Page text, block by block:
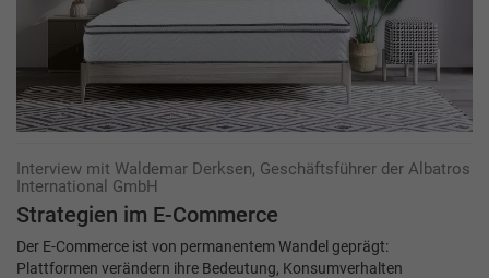
Interview mit Waldemar Derksen, Geschäftsführer der Albatros
International GmbH
Strategien im E-Commerce
Der E-Commerce ist von permanentem Wandel geprägt:
Plattformen verändern ihre Bedeutung, Konsumverhalten